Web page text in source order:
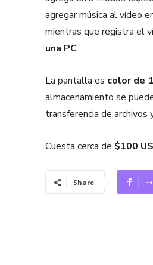
agregar música al vídeo
mientras que registra el
una PC.
La pantalla es color de
almacenamiento se
transferencia de archivos
Cuesta cerca de $100
Share